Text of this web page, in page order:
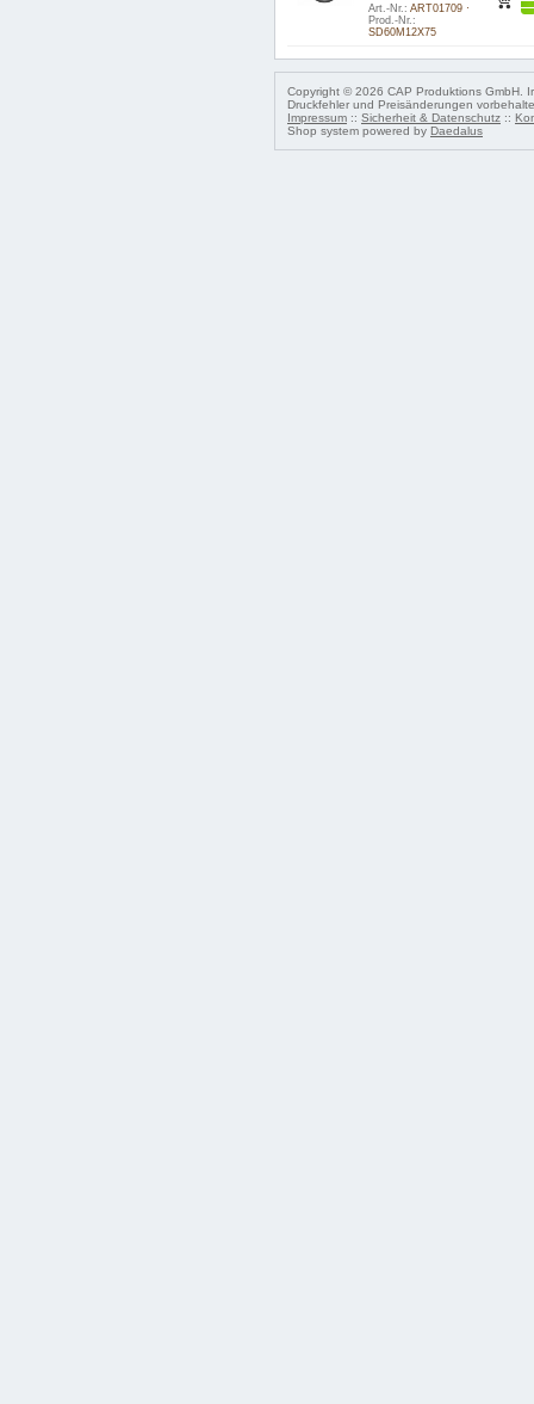
Art.-Nr.: ART01709 ·
Prod.-Nr.:
SD60M12X75
Copyright © 2026 CAP Produktions GmbH.
Druckfehler und Preisänderungen
Impressum :: Sicherheit & Datenschutz ::
Shop system powered by Daedalus